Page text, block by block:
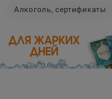
Алкоголь, сертификаты